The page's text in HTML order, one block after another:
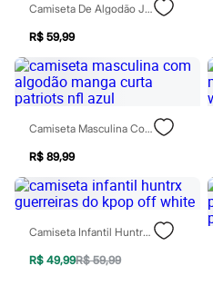
Camisetas e Regatas
Casacos e Jaquetas
Jeans
Polos
Acessórios
Bolsas e Mochilas
Chapéus e Bonés
Cintos
Óculos
Relógios
Calçados
Botas
Chinelos
Sapatos
Sandálias e Papetes
Camiseta De Algodão Juvenil Demon Slayer Manga Curta Off White
R$ 59,99
Camiseta Masculina Com Algodão Manga Curta Patriots Nfl Azul
R$ 89,99
Camiseta Infantil Huntrx Guerreiras Do Kpop Off White
R$ 49,99R$ 59,99